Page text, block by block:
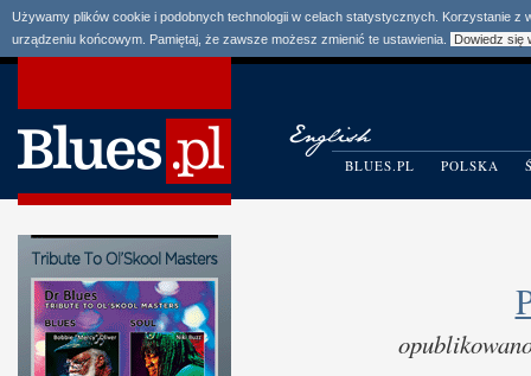
Używamy plików cookie i podobnych technologii w celach statystycznych. Korzystanie
urządzeniu końcowym. Pamiętaj, że zawsze możesz zmienić te ustawienia.
Dowiedz się
BLUES.PL POLSKA